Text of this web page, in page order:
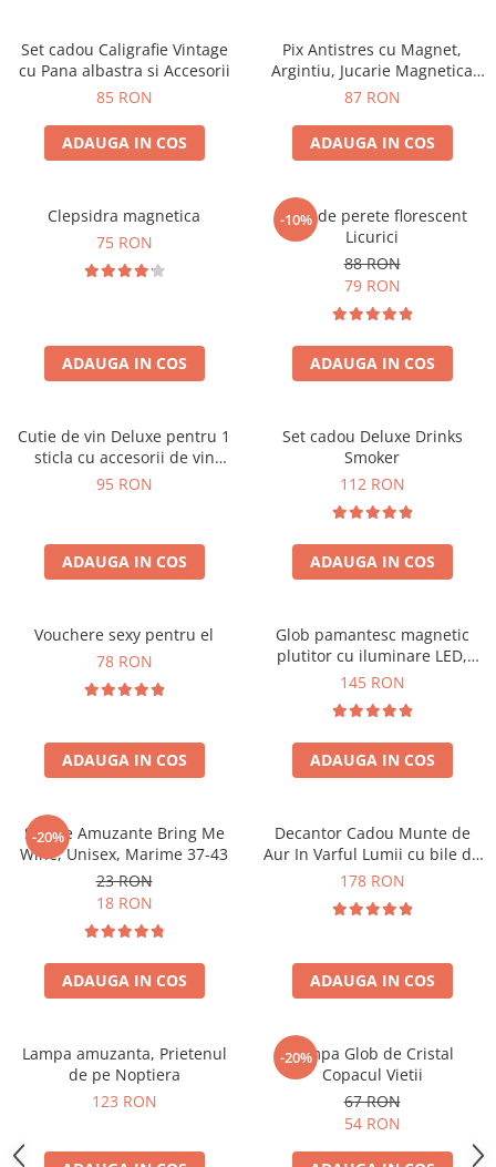
Set cadou Caligrafie Vintage
cu Pana albastra si Accesorii
85 RON
ADAUGA IN COS
Pix Antistres cu Magnet,
Argintiu, Jucarie Magnetica
pentru Birou
87 RON
ADAUGA IN COS
Clepsidra magnetica
75 RON
ADAUGA IN COS
-10%
Ceas de perete florescent
Licurici
88 RON
79 RON
ADAUGA IN COS
Cutie de vin Deluxe pentru 1
sticla cu accesorii de vin
incluse interior oranj
95 RON
ADAUGA IN COS
Set cadou Deluxe Drinks
Smoker
112 RON
ADAUGA IN COS
Vouchere sexy pentru el
78 RON
ADAUGA IN COS
Glob pamantesc magnetic
plutitor cu iluminare LED,
Forma C
145 RON
ADAUGA IN COS
-20%
Sosete Amuzante Bring Me
Wine, Unisex, Marime 37-43
23 RON
18 RON
ADAUGA IN COS
Decantor Cadou Munte de
Aur In Varful Lumii cu bile de
curatare
178 RON
ADAUGA IN COS
Lampa amuzanta, Prietenul
de pe Noptiera
123 RON
-20%
Lampa Glob de Cristal
Copacul Vietii
67 RON
54 RON